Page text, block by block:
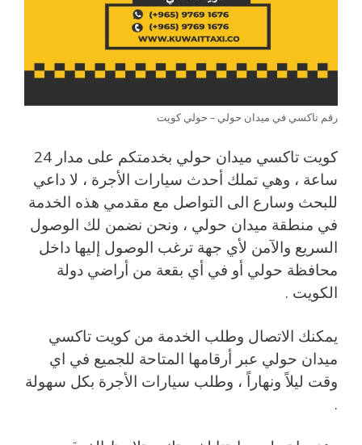
رقم تاكسي في ميدان حولي – حولي كويت
كويت تاكسي ميدان حولي بخدمتكم على مدار 24
ساعة ، وهي تملك أحدث سيارات الأجرة ، لا داعي
للبحث وسارع الى التواصل مع مقدمي هذه الخدمة
في منطقة ميدان حولي ، ونحن نضمن لك الوصول
السريع والآمن لأي جهة ترغب الوصول إليها داخل
محافظة حولي أو في أي بقعة من أراضي دولة
الكويت .
يمكنك الاتصال وطلب الخدمة من كويت تاكسي
ميدان حولي عبر أرقامها المتاحة للجميع في اي
وقت ليلاً ونهاراً ، وطلب سيارات الأجرة بكل سهولة
.